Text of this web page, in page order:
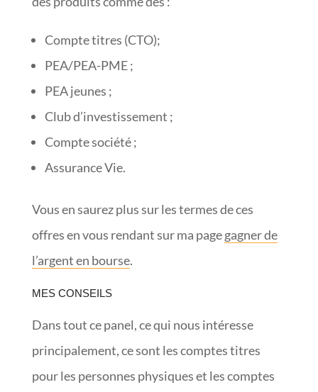
Compte titres (CTO);
PEA/PEA-PME ;
PEA jeunes ;
Club d’investissement ;
Compte société ;
Assurance Vie.
Vous en saurez plus sur les termes de ces
offres en vous rendant sur ma pagegagner de
l’argent en bourse.
MES CONSEILS
Dans tout ce panel, ce qui nous intéresse
principalement, ce sont les comptes titres
pour les personnes physiques et les comptes